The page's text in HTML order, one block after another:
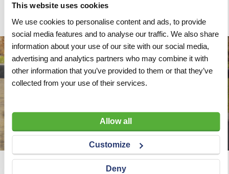
This website uses cookies
We use cookies to personalise content and ads, to provide
social media features and to analyse our traffic. We also share
information about your use of our site with our social media,
advertising and analytics partners who may combine it with
other information that you’ve provided to them or that they’ve
collected from your use of their services.
Allow all
Customize
Deny
Wij adviseren u graag